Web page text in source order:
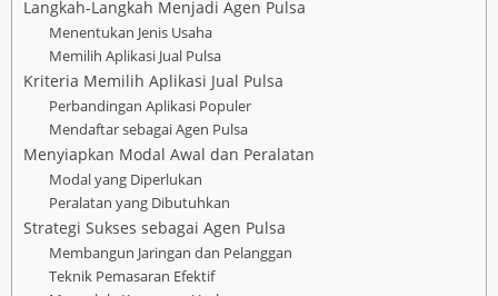
Langkah-Langkah Menjadi Agen Pulsa
Menentukan Jenis Usaha
Memilih Aplikasi Jual Pulsa
Kriteria Memilih Aplikasi Jual Pulsa
Perbandingan Aplikasi Populer
Mendaftar sebagai Agen Pulsa
Menyiapkan Modal Awal dan Peralatan
Modal yang Diperlukan
Peralatan yang Dibutuhkan
Strategi Sukses sebagai Agen Pulsa
Membangun Jaringan dan Pelanggan
Teknik Pemasaran Efektif